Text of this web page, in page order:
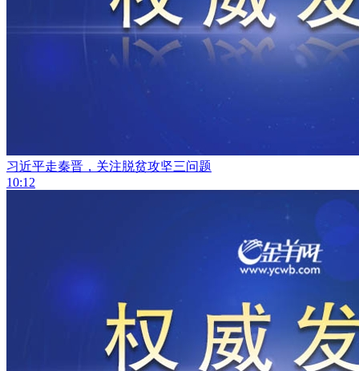
习近平走秦晋，关注脱贫攻坚三问题
10:12